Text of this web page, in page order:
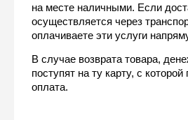
на месте наличными. Если
осуществляется через
оплачиваете эти услуги
В случае возврата товара,
поступят на ту карту, с
оплата.